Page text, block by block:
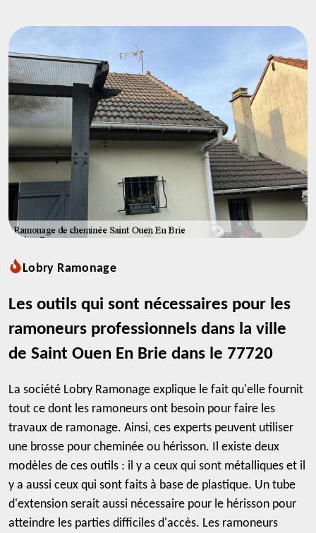
Lobry Ramonage
Les outils qui sont nécessaires pour les
ramoneurs professionnels dans la ville
de Saint Ouen En Brie dans le 77720
La société Lobry Ramonage explique le fait qu'elle fournit
tout ce dont les ramoneurs ont besoin pour faire les
travaux de ramonage. Ainsi, ces experts peuvent utiliser
une brosse pour cheminée ou hérisson. Il existe deux
modèles de ces outils : il y a ceux qui sont métalliques et il
y a aussi ceux qui sont faits à base de plastique. Un tube
d'extension serait aussi nécessaire pour le hérisson pour
atteindre les parties difficiles d'accès. Les ramoneurs